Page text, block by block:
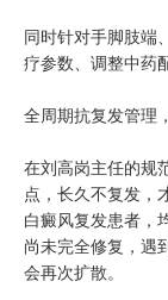
同时针对手脚肢端
疗参数、调整中药
全周期抗复发管理
在刘高岗主任的规
点，长久不复发，
白癜风复发患者，
尚未完全修复，遇
会再次扩散。